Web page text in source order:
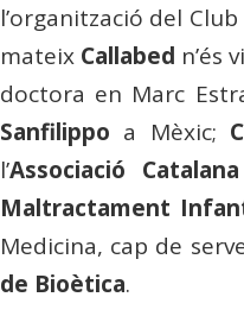
l’organització del
mateix Callabed n’és
doctora en Marc
Sanfilippo a Mèxic;
l’Associació
Maltractament
Medicina, cap de
de Bioètica.